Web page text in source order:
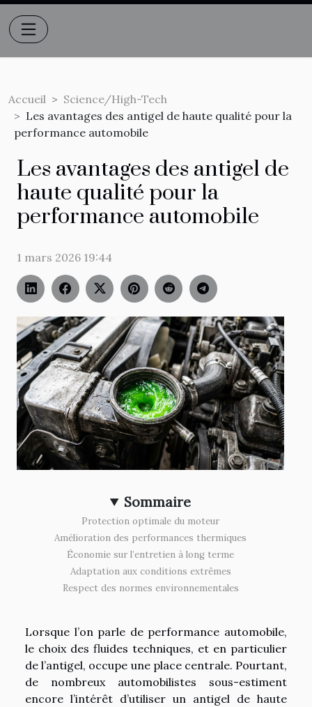
Accueil
Science/High-Tech
Les avantages des antigel de haute qualité pour la
performance automobile
Les avantages des antigel de
haute qualité pour la
performance automobile
1 mars 2026 19:44
Sommaire
Protection optimale du moteur
Amélioration des performances thermiques
Économie sur l’entretien à long terme
Adaptation aux conditions extrêmes
Respect des normes environnementales
Lorsque l’on parle de performance automobile,
le choix des fluides techniques, et en particulier
de l’antigel, occupe une place centrale. Pourtant,
de nombreux automobilistes sous-estiment
encore l’intérêt d’utiliser un antigel de haute